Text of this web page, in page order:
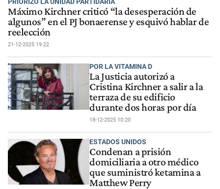
Máximo Kirchner criticó “la desesperación de
algunos” en el PJ bonaerense y esquivó hablar de
reelección
21-12-2025 19:22
POR LA VITAMINA D
La Justicia autorizó a
Cristina Kirchner a salir a la
terraza de su edificio
durante dos horas por día
18-12-2025 10:20
ESTADOS UNIDOS
Condenan a prisión
domiciliaria a otro médico
que suministró ketamina a
Matthew Perry